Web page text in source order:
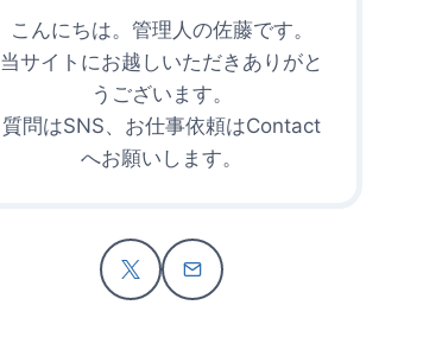
こんにちは。管理人の佐藤です。
当サイトにお越しいただきありがと
うございます。
質問はSNS、お仕事依頼はContact
へお願いします。